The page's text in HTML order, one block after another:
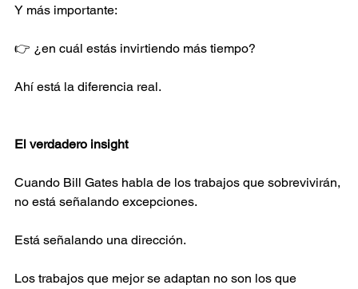
Y más importante:
👉 ¿en cuál estás invirtiendo más tiempo?
Ahí está la diferencia real.
El verdadero insight
Cuando Bill Gates habla de los trabajos que sobrevivirán,
no está señalando excepciones.
Está señalando una dirección.
Los trabajos que mejor se adaptan no son los que